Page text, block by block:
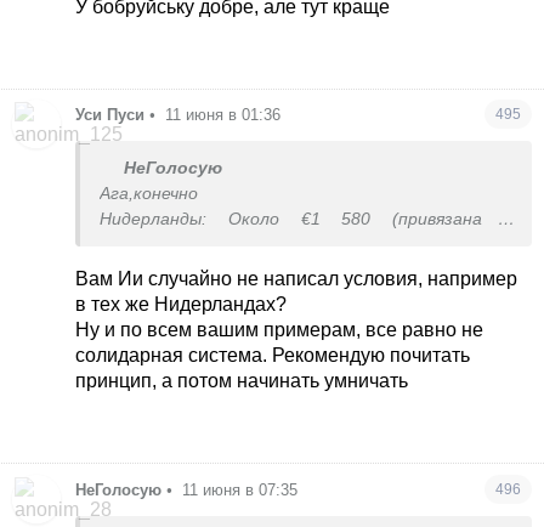
У бобруйську добре, але тут краще
Уси Пуси • 11 июня в 01:36 495
НеГолосую
Ага,конечно
Нидерланды: Около €1 580 (привязана к
Австрия: Минимальный пенсионный доход для
одинокого человека составляет около €1 270.
Германия: Базовой фиксированной пенсии как
таковой нет, но система социального
обеспечения (Grundsicherung) гарантирует
Италия: Минимальная выплата (pensione
Вам Ии случайно не написал условия, например
в тех же Нидерландах?
Ну и по всем вашим примерам, все равно не
солидарная система. Рекомендую почитать
принцип, а потом начинать умничать
НеГолосую • 11 июня в 07:35 496